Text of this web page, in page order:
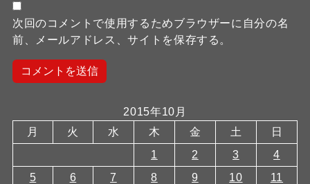
次回のコメントで使用するためブラウザーに自分の名
前、メールアドレス、サイトを保存する。
2015年10月
月
火 水 木 金 土
日
1
2 3
4
5
6 7 8 9 10
11